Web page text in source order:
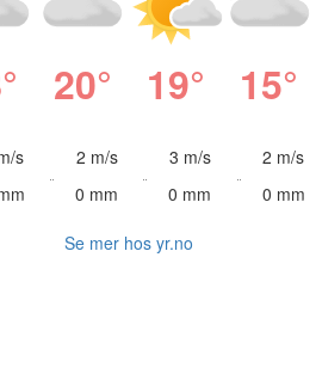
s
20°
2 m/s
0 mm
19°
3 m/s
0 mm
15°
2 m/s
0 mm
Se mer hos yr.no